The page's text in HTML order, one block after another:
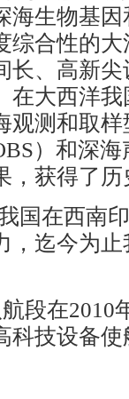
海生物基
综合性的
长、高新
在大西洋
观测和取
）和深
，获得了
国在西南
，迄今为
段在2010
科技设备